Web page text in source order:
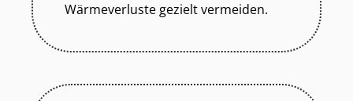
Wärmeverluste gezielt vermeiden.